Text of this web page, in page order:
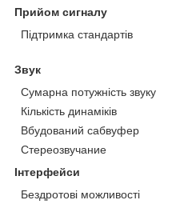
Прийом сигналу
Підтримка стандартів
Звук
Сумарна потужність звуку
Кількість динаміків
Вбудований сабвуфер
Стереозвучание
Інтерфейси
Бездротові можливості